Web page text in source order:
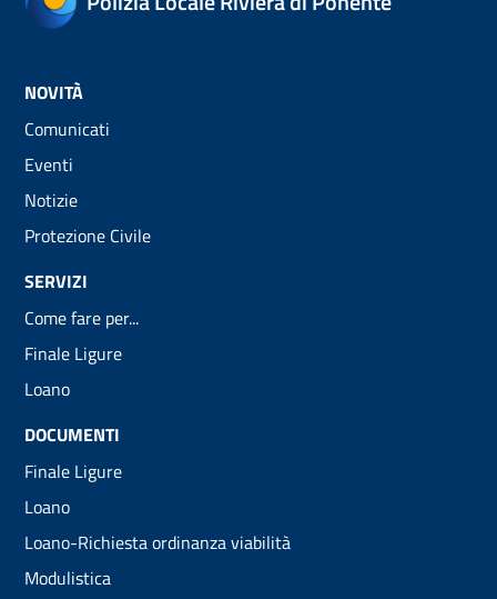
NOVITÀ
Comunicati
Eventi
Notizie
Protezione Civile
SERVIZI
Come fare per...
Finale Ligure
Loano
DOCUMENTI
Finale Ligure
Loano
Loano-Richiesta ordinanza viabilità
Modulistica